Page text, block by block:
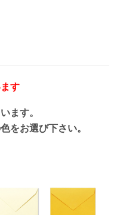
す
ます。
をお選び下さい。